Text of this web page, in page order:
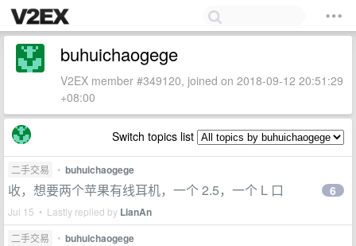
buhuichaogege
V2EX member #349120, joined on 2018-09-12 20:51:29
+08:00
Switch topics list
二手交易 • buhuichaogege
收，想要两个苹果有线耳机，一个 2.5，一个 L 口
Jul 15 • Lastly replied by LianAn
6
二手交易 • buhuichaogege